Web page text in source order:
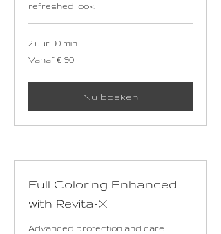
refreshed look.
2 uur 30 min.
90
Vanaf € 90
Nu boeken
Full Coloring Enhanced
with Revita-X
Advanced protection and care